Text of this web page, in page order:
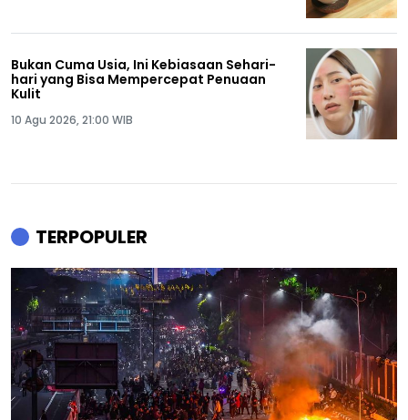
Bukan Cuma Usia, Ini Kebiasaan Sehari-
hari yang Bisa Mempercepat Penuaan
Kulit
10 Agu 2026, 21:00 WIB
TERPOPULER